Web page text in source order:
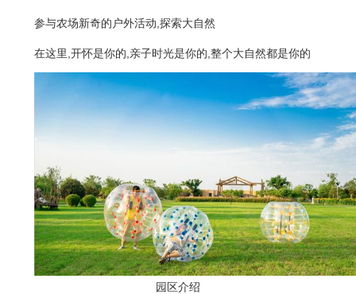
参与农场新奇的户外活动,探索大自然
在这里,开怀是你的,亲子时光是你的,整个大自然都是你的
园区介绍